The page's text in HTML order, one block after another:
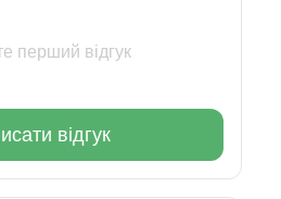
перший відгук
відгук